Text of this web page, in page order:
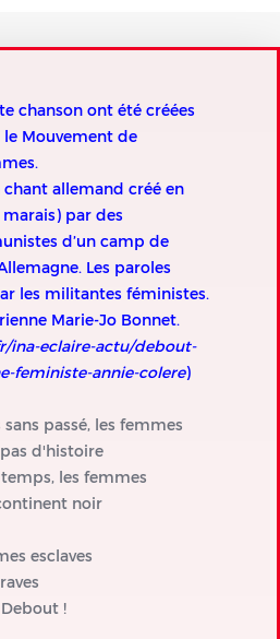
chanson ont été créées
le Mouvement de
allemand créé en
marais) par des
d’un camp de
Les paroles
les militantes féministes.
Marie-Jo Bonnet.
ina-eclaire-actu/debout-
feministe-annie-colere)
passé, les femmes
d'histoire
les femmes
noir
esclaves
!